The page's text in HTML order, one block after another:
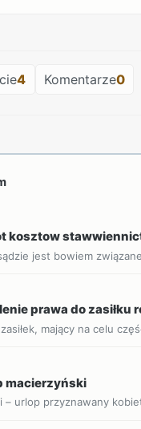
4 Komentarze0
kosztow
jest bowiem
prawa do zasiłku
mający na celu
macierzyński
– urlop przyznawany